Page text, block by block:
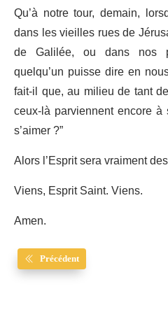
Qu’à notre tour, demain,
dans les vieilles rues de
de Galilée, ou dans nos
quelqu’un puisse dire en
fait-il que, au milieu de tant
ceux-là parviennent encore
s’aimer ?”
Alors l’Esprit sera vraiment
Viens, Esprit Saint. Viens.
Amen.
Précédent